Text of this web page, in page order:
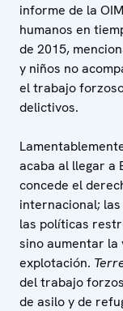
informe de la
humanos en
de 2015,
y niños no
el trabajo
delictivos.
acaba al llegar a
concede el
internacional;
las políticas
sino aumentar
explotación.
del trabajo
de asilo y de